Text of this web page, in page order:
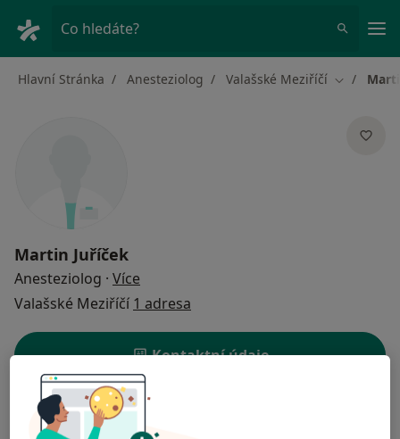
Co hledáte?
Hlavní Stránka Anesteziolog Valašské Meziříčí Změna
Martin Juříček
Anesteziolog · Více
Valašské Meziříčí 1 adresa
Kontaktní údaje
Rezervovat termín